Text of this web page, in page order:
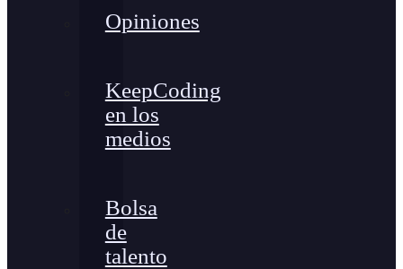
Opiniones
KeepCoding
en los
medios
Bolsa
de
talento